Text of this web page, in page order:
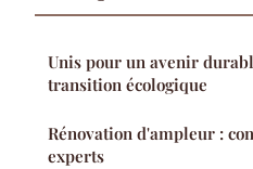
Unis pour un avenir
transition écologique
Rénovation d'ampleur :
experts